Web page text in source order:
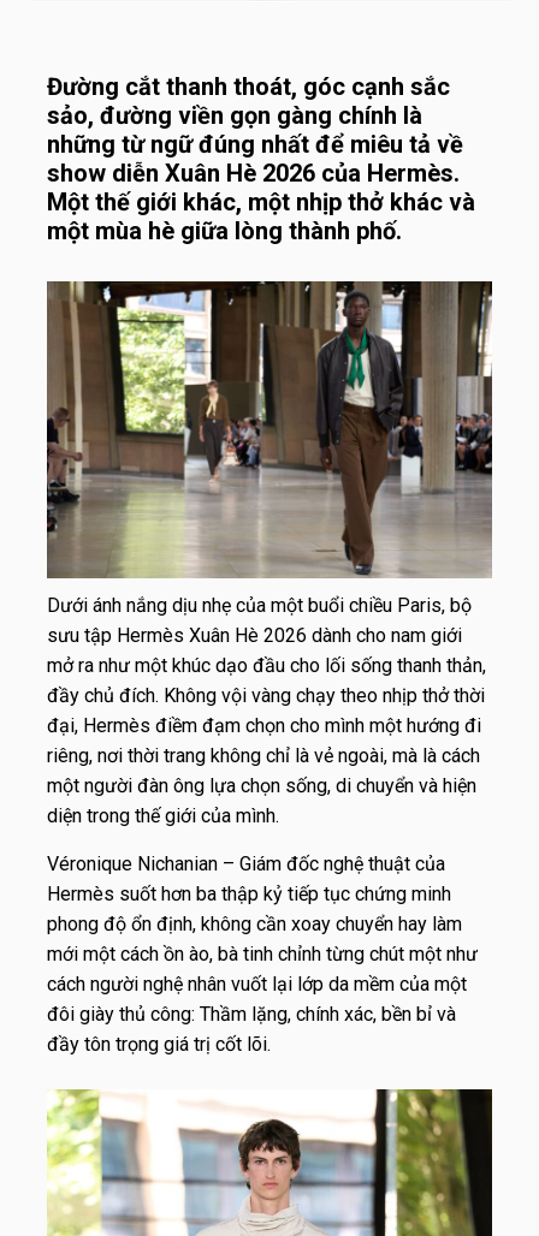
Đường cắt thanh thoát, góc cạnh sắc
sảo, đường viền gọn gàng chính là
những từ ngữ đúng nhất để miêu tả về
show diễn Xuân Hè 2026 của Hermès.
Một thế giới khác, một nhịp thở khác và
một mùa hè giữa lòng thành phố.
Dưới ánh nắng dịu nhẹ của một buổi chiều Paris, bộ
sưu tập Hermès Xuân Hè 2026 dành cho nam giới
mở ra như một khúc dạo đầu cho lối sống thanh thản,
đầy chủ đích. Không vội vàng chạy theo nhịp thở thời
đại, Hermès điềm đạm chọn cho mình một hướng đi
riêng, nơi thời trang không chỉ là vẻ ngoài, mà là cách
một người đàn ông lựa chọn sống, di chuyển và hiện
diện trong thế giới của mình.
Véronique Nichanian – Giám đốc nghệ thuật của
Hermès suốt hơn ba thập kỷ tiếp tục chứng minh
phong độ ổn định, không cần xoay chuyển hay làm
mới một cách ồn ào, bà tinh chỉnh từng chút một như
cách người nghệ nhân vuốt lại lớp da mềm của một
đôi giày thủ công: Thầm lặng, chính xác, bền bỉ và
đầy tôn trọng giá trị cốt lõi.